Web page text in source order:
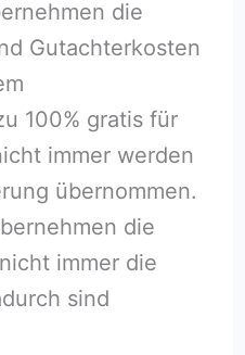
die
Gutachterkosten
100% gratis für
immer werden
übernommen.
die
immer die
sind